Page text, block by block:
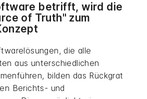
betrifft, wird die
of Truth" zum
die alle
aus unterschiedlichen
bilden das Rückgrat
Berichts- und